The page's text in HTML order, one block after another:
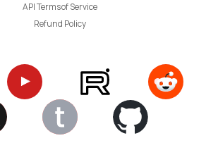
API Terms of Service
Refund Policy